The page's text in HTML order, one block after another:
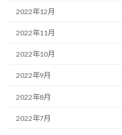
2022年12月
2022年11月
2022年10月
2022年9月
2022年8月
2022年7月